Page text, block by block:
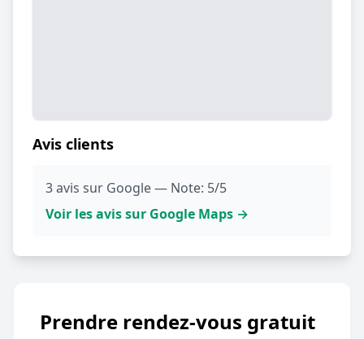
Avis clients
3 avis sur Google — Note: 5/5
Voir les avis sur Google Maps →
Prendre rendez-vous gratuit